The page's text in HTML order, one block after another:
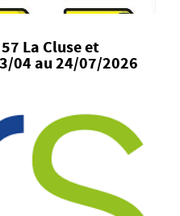
La Cluse et
04 au 24/07/2026